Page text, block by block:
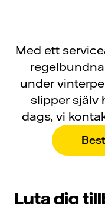
Med ett
under
slipper själv
dags, vi
Luta dig